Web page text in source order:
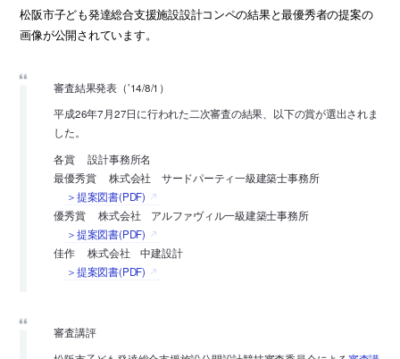
松阪市子ども発達総合支援施設設計コンペの結果と最優秀者の提案の
画像が公開されています。
審査結果発表（’14/8/1）
平成26年7月27日に行われた二次審査の結果、以下の賞が選出されま
した。
各賞 設計事務所名
最優秀賞 株式会社 サードパーティ一級建築士事務所
＞提案図書(PDF)
優秀賞 株式会社 アルファヴィル一級建築士事務所
＞提案図書(PDF)
佳作 株式会社 中建設計
＞提案図書(PDF)
審査講評